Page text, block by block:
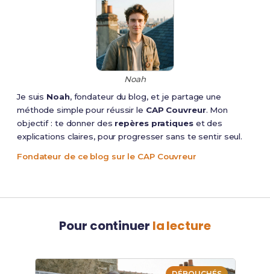
Noah
Je suis Noah, fondateur du blog, et je partage une
méthode simple pour réussir le CAP Couvreur. Mon
objectif : te donner des repères pratiqueset des
explications claires, pour progresser sans te sentir seul.
Fondateur de ce blog sur le CAP Couvreur
Pour continuer la lecture